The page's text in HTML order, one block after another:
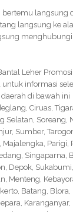
bertemu langsung
langsung ke
Leher
untuk informasi
di bawah ini
Ciruas,
Selatan, Soreang,
Sumber,
Parigi,
Singaparna,
Depok,
Menteng,
Batang, Blora,